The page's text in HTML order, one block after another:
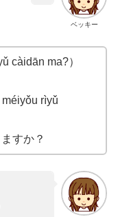
ベッキー
càidān ma?）
rìyǔ
すか？